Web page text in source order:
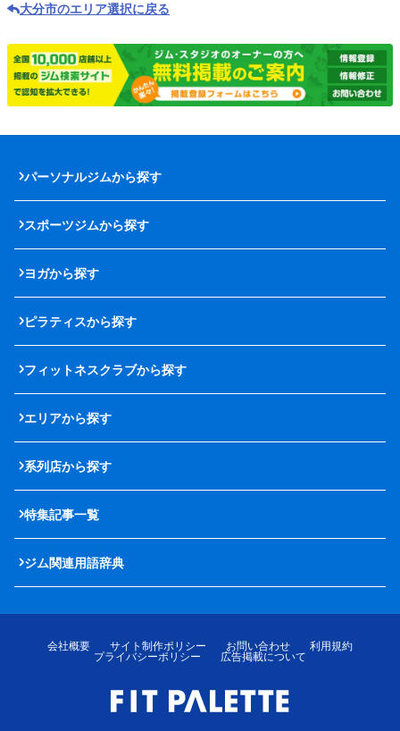
大分市のエリア選択に戻る
パーソナルジムから探す
スポーツジムから探す
ヨガから探す
ピラティスから探す
フィットネスクラブから探す
エリアから探す
系列店から探す
特集記事一覧
ジム関連用語辞典
会社概要 サイト制作ポリシー お問い合わせ
利用規約
プライバシーポリシー
広告掲載について